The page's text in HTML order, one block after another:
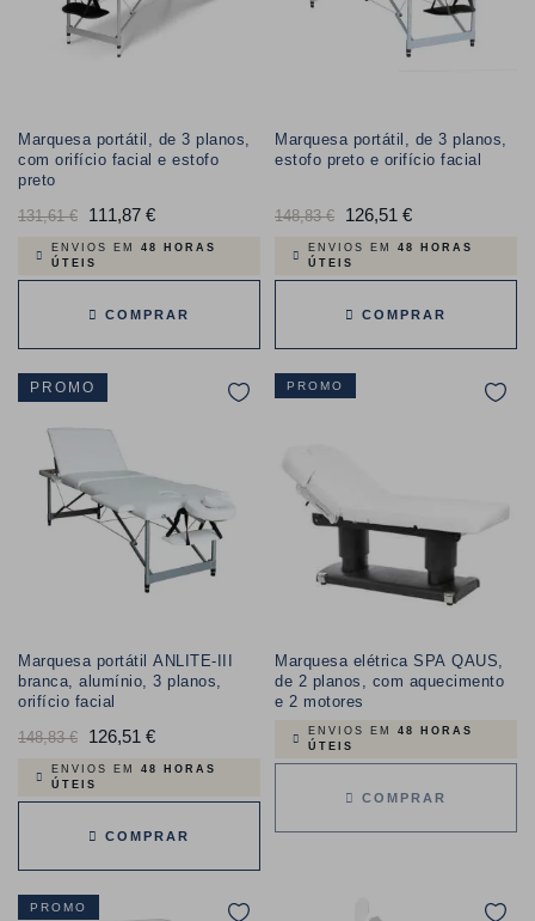
Marquesa portátil, de 3 planos,
com orifício facial e estofo
preto
Preço
normal
131,61 € 111,87 €Preço
ENVIOS EM 48 HORAS
ÚTEIS
COMPRAR
Marquesa portátil, de 3 planos,
estofo preto e orifício facial
Preço
normal
148,83 € 126,51 €Preço
ENVIOS EM 48 HORAS
ÚTEIS
COMPRAR
PROMO
Marquesa portátil ANLITE-III
branca, alumínio, 3 planos,
orifício facial
Preço
normal
148,83 € 126,51 €Preço
ENVIOS EM 48 HORAS
ÚTEIS
COMPRAR
PROMO
Marquesa elétrica SPA QAUS,
de 2 planos, com aquecimento
e 2 motores
ENVIOS EM 48 HORAS
ÚTEIS
COMPRAR
PROMO